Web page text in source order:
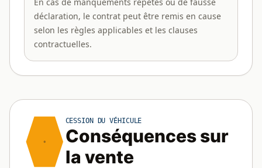
déclaration, le contrat peut être remis en cause
selon les règles applicables et les clauses
contractuelles.
CESSION DU VÉHICULE
Conséquences sur
la vente